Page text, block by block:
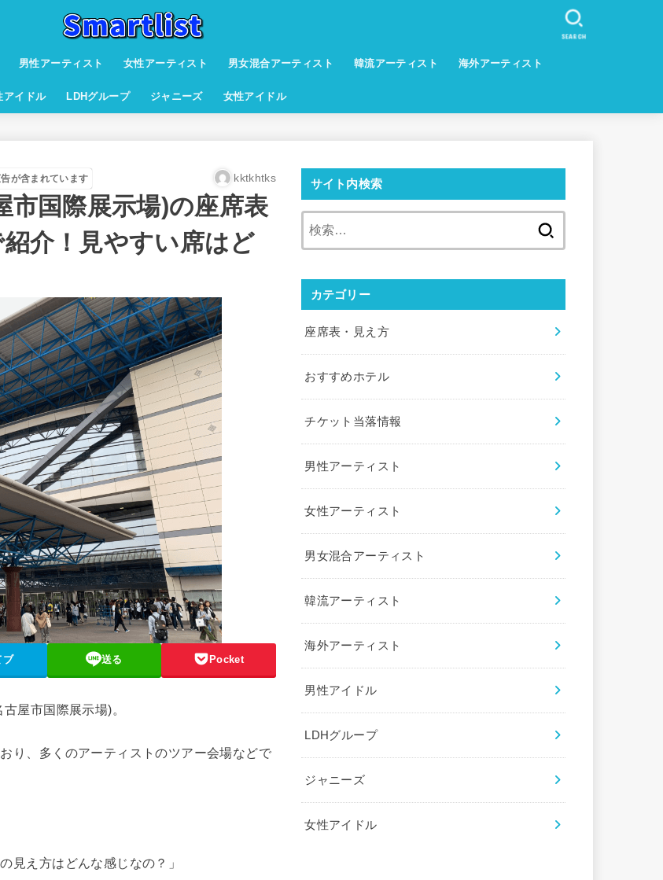
男性アーティスト 女性アーティスト 男女混合アーティスト 韓流アーティスト 海外アーティスト
アイドル LDHグループ ジャニーズ 女性アイドル
SEARCH
が含まれています kktkhtks
国際展示場)の座席表
介！見やすい席はど
ブ 送る Pocket
屋市国際展示場)。
り、多くのアーティストのツアー会場などで
見え方はどんな感じなの？」
サイト内検索
カテゴリー
座席表・見え方
おすすめホテル
チケット当落情報
男性アーティスト
女性アーティスト
男女混合アーティスト
韓流アーティスト
海外アーティスト
男性アイドル
LDHグループ
ジャニーズ
女性アイドル